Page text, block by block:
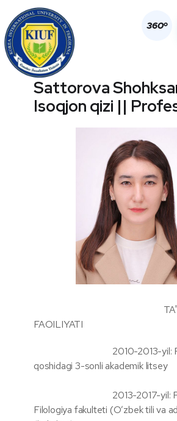
360o
Sattorova
Isoqjon qizi ||
FAOILIYATI
2010-2013-yil:
qoshidagi 3-sonli akademik litsey
2013-2017-yil:
Filologiya fakulteti (O’zbek tili va